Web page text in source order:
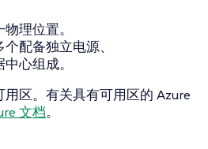
理位置。
配备独立电源、
心组成。
区。有关具有可用区的 Azure
文档。